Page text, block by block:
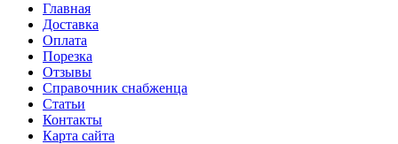
Главная
Доставка
Оплата
Порезка
Отзывы
Справочник снабженца
Статьи
Контакты
Карта сайта